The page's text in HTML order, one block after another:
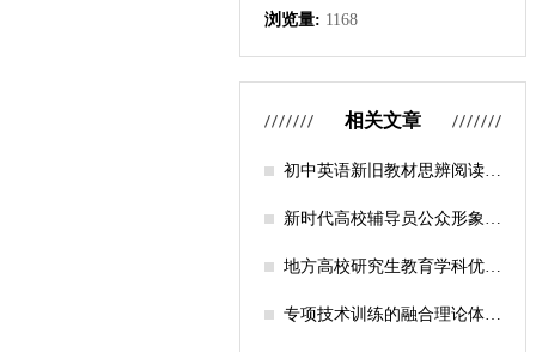
浏览量: 1168
相关文章
初中英语新旧教材思辨阅读任
新时代高校辅导员公众形象塑
地方高校研究生教育学科优化
径探析
专项技术训练的融合理论体系